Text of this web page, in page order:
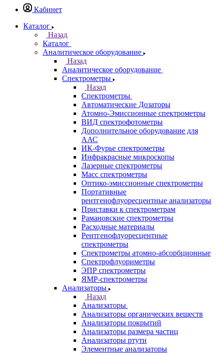
Казань
Назад
Города
Санкт-Петербург
Аналитическое оборудование
Назад
Аналитическое оборудование
Спектрометры
Назад
Спектрометры
Автоматические Дозаторы
Атомно-Эмиссионные спектрометры
ВИД спектрофотометры
Дополнительное оборудование для
ААС
ИК-Фурье спектрометры
Инфракрасные микроскопы
Лазерные спектрометры
Масс спектрометры
Оптико-эмиссионные спектрометры
Портативные
рентгенофлуоресцентные анализаторы
Приставки к спектрометрам
Рамановские спектрометры
Расходные материалы